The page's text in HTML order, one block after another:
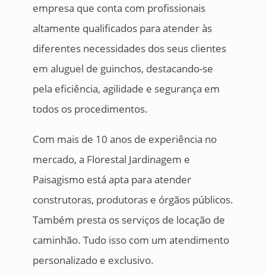
empresa que conta com profissionais
altamente qualificados para atender às
diferentes necessidades dos seus clientes
em aluguel de guinchos, destacando-se
pela eficiência, agilidade e segurança em
todos os procedimentos.
Com mais de 10 anos de experiência no
mercado, a Florestal Jardinagem e
Paisagismo está apta para atender
construtoras, produtoras e órgãos públicos.
Também presta os serviços de locação de
caminhão. Tudo isso com um atendimento
personalizado e exclusivo.